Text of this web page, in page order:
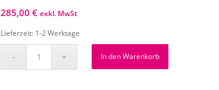
285,00€ exkl. MwSt
Lieferzeit: 1-2 Werktage
In den Warenkorb